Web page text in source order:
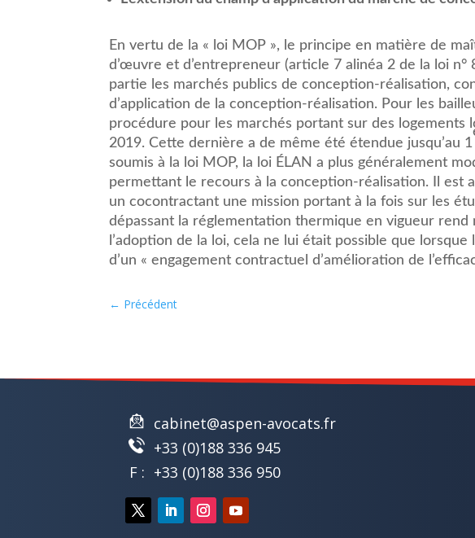
En vertu de la « loi MOP », le principe en matière de
d’œuvre et d’entrepreneur (article 7 alinéa 2 de la loi
partie les marchés publics de conception-réalisation,
d’application de la conception-réalisation. Pour les
procédure pour les marchés portant sur des
2019. Cette dernière a de même été étendue jusqu’au 1
soumis à la loi MOP, la loi ÉLAN a plus généralement
permettant le recours à la conception-réalisation. Il est
un cocontractant une mission portant à la fois sur les
dépassant la réglementation thermique en vigueur rend
l’adoption de la loi, cela ne lui était possible que
d’un « engagement contractuel d’amélioration de
← Précédent
cabinet@aspen-avocats.fr
+33 (0)188 336 945
F : +33 (0)188 336 950